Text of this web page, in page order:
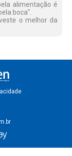
alimentação é
boca".
o melhor da